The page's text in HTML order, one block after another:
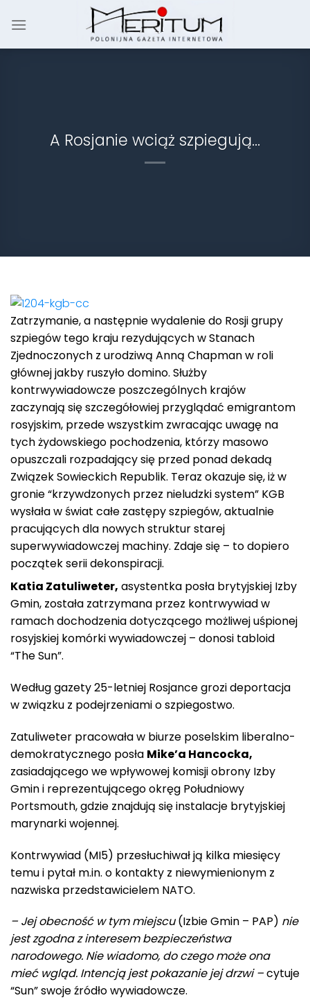
A Rosjanie wciąż szpiegują…
Zatrzymanie, a następnie wydalenie do Rosji grupy
szpiegów tego kraju rezydujących w Stanach
Zjednoczonych z urodziwą Anną Chapman w roli
głównej jakby ruszyło domino. Służby
kontrwywiadowcze poszczególnych krajów
zaczynają się szczegółowiej przyglądać emigrantom
rosyjskim, przede wszystkim zwracając uwagę na
tych żydowskiego pochodzenia, którzy masowo
opuszczali rozpadający się przed ponad dekadą
Związek Sowieckich Republik. Teraz okazuje się, iż w
gronie “krzywdzonych przez nieludzki system” KGB
wysłała w świat całe zastępy szpiegów, aktualnie
pracujących dla nowych struktur starej
superwywiadowczej machiny. Zdaje się – to dopiero
początek serii dekonspiracji.
Katia Zatuliweter, asystentka posła brytyjskiej Izby
Gmin, została zatrzymana przez kontrwywiad w
ramach dochodzenia dotyczącego możliwej uśpionej
rosyjskiej komórki wywiadowczej – donosi tabloid
“The Sun”.
Według gazety 25-letniej Rosjance grozi deportacja
w związku z podejrzeniami o szpiegostwo.
Zatuliweter pracowała w biurze poselskim liberalno-
demokratycznego posła Mike’a Hancocka,
zasiadającego we wpływowej komisji obrony Izby
Gmin i reprezentującego okręg Południowy
Portsmouth, gdzie znajdują się instalacje brytyjskiej
marynarki wojennej.
Kontrwywiad (MI5) przesłuchiwał ją kilka miesięcy
temu i pytał m.in. o kontakty z niewymienionym z
nazwiska przedstawicielem NATO.
– Jej obecność w tym miejscu(Izbie Gmin – PAP) nie
jest zgodna z interesem bezpieczeństwa
narodowego. Nie wiadomo, do czego może ona
mieć wgląd. Intencją jest pokazanie jej drzwi –cytuje
“Sun” swoje źródło wywiadowcze.